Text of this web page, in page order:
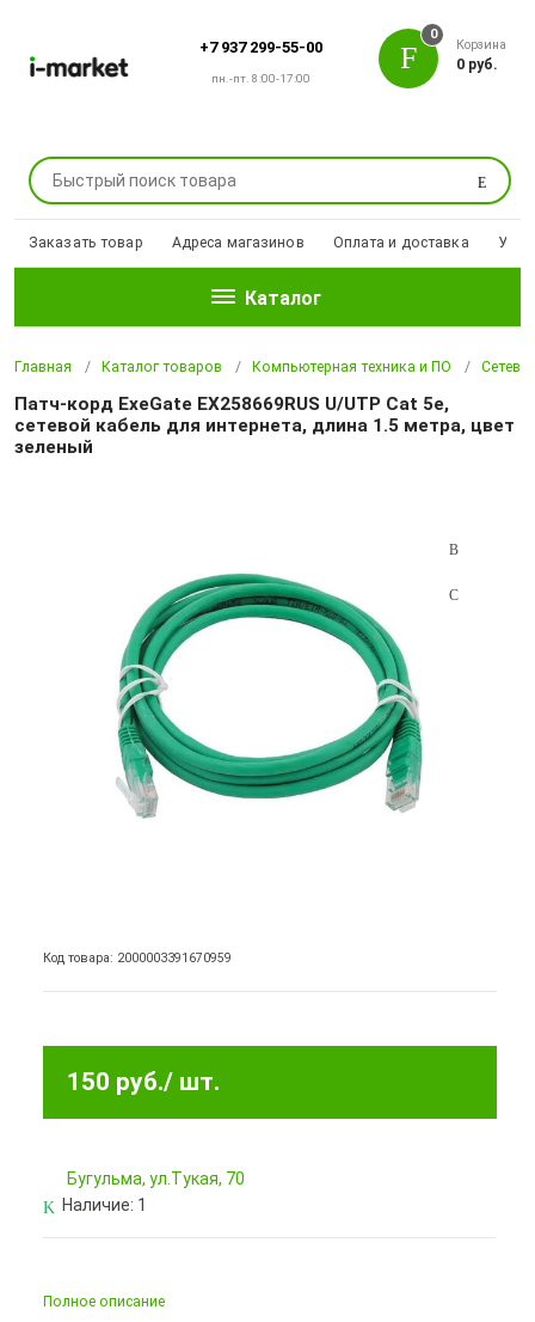
+7 937 299-55-00
пн.-пт. 8:00-17:00
Поиск
0
Корзина
0 руб.
Заказать товар Адреса магазинов Оплата и доставка
Каталог
Главная Каталог товаров Компьютерная техника и ПО
Патч-корд ExeGate EX258669RUS U/UTP Cat 5e,
сетевой кабель для интернета, длина 1.5 метра, цвет
зеленый
Код товара: 2000003391670959
150 руб./ шт.
Бугульма, ул.Тукая, 70
Наличие: 1
Полное описание